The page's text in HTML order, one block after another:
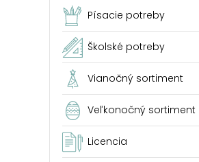
Písacie potreby
Školské potreby
Vianočný sortiment
Veľkonočný sortiment
Licencia